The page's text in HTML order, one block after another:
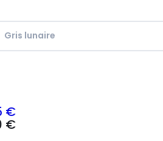
Gris lunaire
€
€